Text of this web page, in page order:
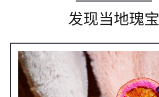
发现当地瑰宝